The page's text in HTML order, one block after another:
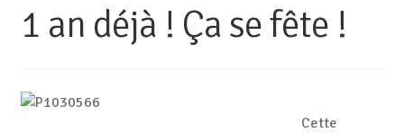
CONTACT
1 an déjà ! Ça se fête !
Cette